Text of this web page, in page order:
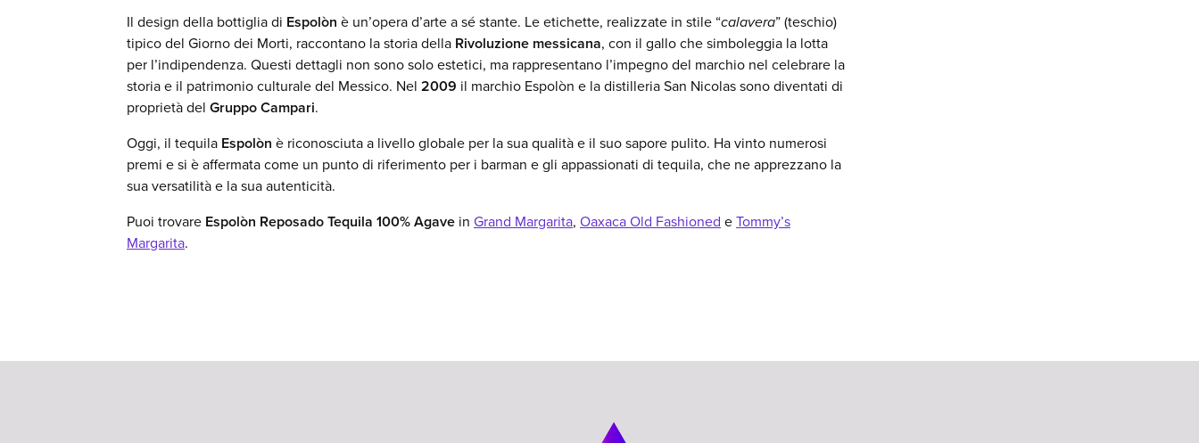
Il design della bottiglia di Espolòn è un’opera d’arte a sé stante. Le etichette, realizzate in stile “calavera” (teschio)
tipico del Giorno dei Morti, raccontano la storia della Rivoluzione messicana, con il gallo che simboleggia la lotta
per l’indipendenza. Questi dettagli non sono solo estetici, ma rappresentano l’impegno del marchio nel celebrare la
storia e il patrimonio culturale del Messico. Nel 2009 il marchio Espolòn e la distilleria San Nicolas sono diventati di
proprietà del Gruppo Campari.
Oggi, il tequila Espolòn è riconosciuta a livello globale per la sua qualità e il suo sapore pulito. Ha vinto numerosi
premi e si è affermata come un punto di riferimento per i barman e gli appassionati di tequila, che ne apprezzano la
sua versatilità e la sua autenticità.
Puoi trovare Espolòn Reposado Tequila 100% Agave in Grand Margarita, Oaxaca Old Fashioned eTommy’s
Margarita.